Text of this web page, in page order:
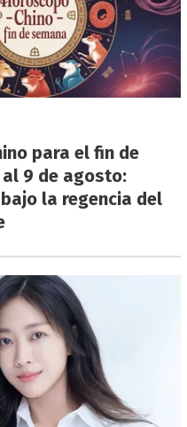
para el fin de
9 de agosto:
la regencia del